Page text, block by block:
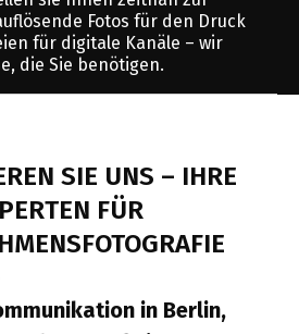
Fotos für den Druck
für digitale Kanäle – wir
die Sie benötigen.
SIE UNS – IHRE
FÜR
in Berlin,